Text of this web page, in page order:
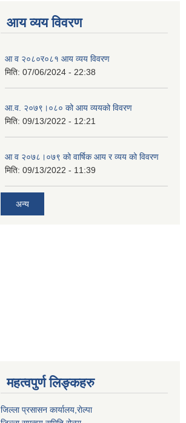
आय व्यय विवरण
आ व २०८०र०८१ आय व्यय विवरण
मिति: 07/06/2024 - 22:38
आ.व. २०७९।०८० को आय व्ययको विवरण
मिति: 09/13/2022 - 12:21
आ‍ व २०७८।०७९ को वार्षिक आय र व्यय को विवरण
मिति: 09/13/2022 - 11:39
अन्य
महत्वपुर्ण लिङ्कहरु
जिल्ला प्रसासन कार्यालय,राेल्पा